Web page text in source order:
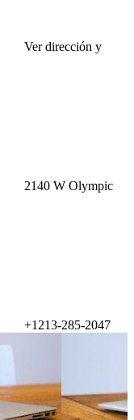
Ver dirección y
2140 W Olympic
+1213-285-2047